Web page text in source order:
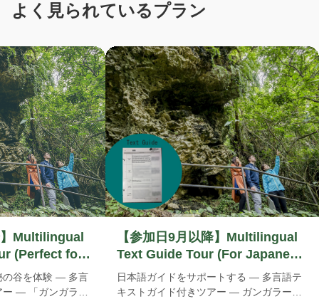
よく見られているプラン
Multilingual
(Perfect for
の谷を体験 — 多言
ガラー
【参加日9月以降】Multilingual
Text Guide Tour (For Japanese
Speakers)
日本語ガイドをサポートする — 多言語テ
キストガイド付きツアー — ガンガラーの